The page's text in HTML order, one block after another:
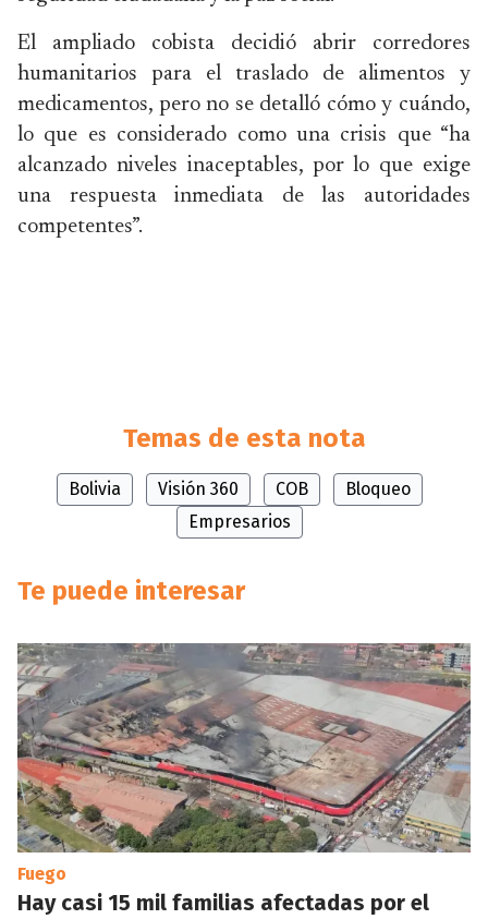
El ampliado cobista decidió abrir corredores
humanitarios para el traslado de alimentos y
medicamentos, pero no se detalló cómo y cuándo,
lo que es considerado como una crisis que “ha
alcanzado niveles inaceptables, por lo que exige
una respuesta inmediata de las autoridades
competentes”.
Temas de esta nota
Bolivia Visión 360 COB
Bloqueo
Empresarios
Te puede interesar
Fuego
Hay casi 15 mil familias afectadas por el